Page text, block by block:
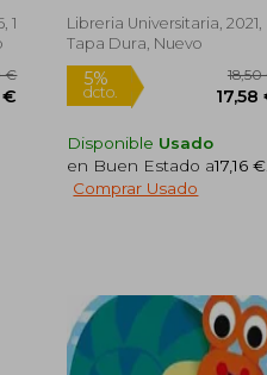
1
Libreria Universitaria, 2021,
Tapa Dura, Nuevo
Disponible Usado
en Buen Estado a17,16 €
Comprar Usado